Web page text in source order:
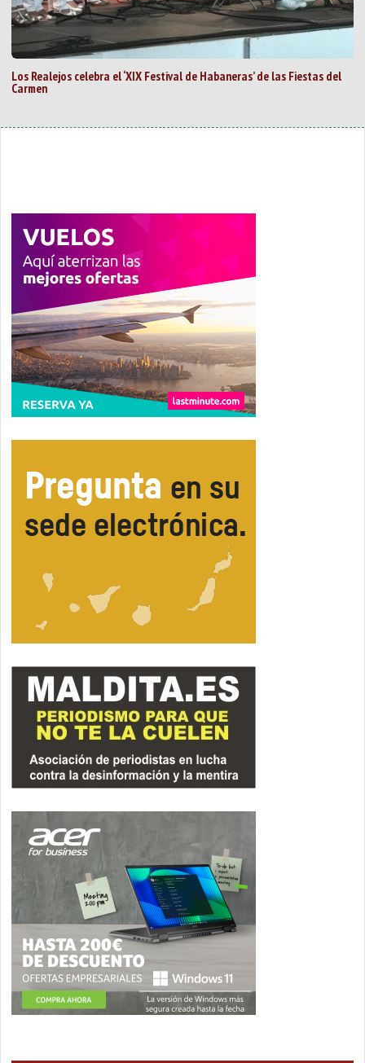
Los Realejos celebra el ‘XIX Festival de Habaneras’ de las Fiestas del
Carmen